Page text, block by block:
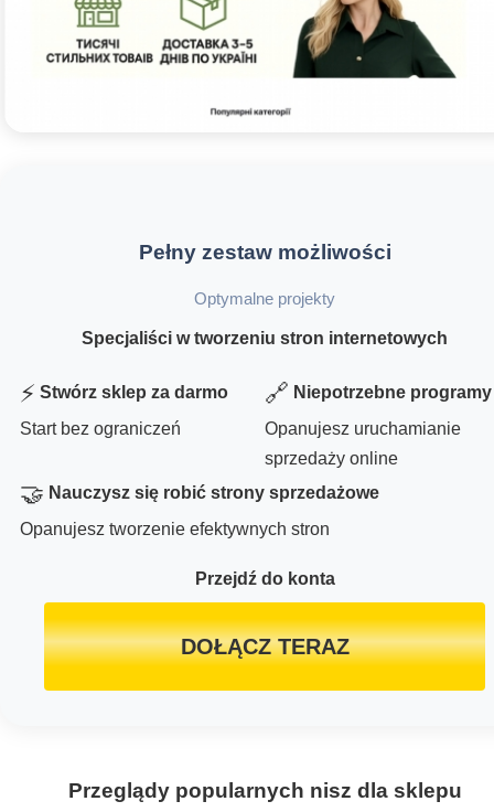
Pełny zestaw możliwości
Optymalne projekty
Specjaliści w tworzeniu stron internetowych
⚡ Stwórz sklep za darmo
Start bez ograniczeń
🔗 Niepotrzebne programy
Opanujesz uruchamianie
sprzedaży online
🤝 Nauczysz się robić strony sprzedażowe
Opanujesz tworzenie efektywnych stron
Przejdź do konta
DOŁĄCZ TERAZ
Przeglądy popularnych nisz dla sklepu